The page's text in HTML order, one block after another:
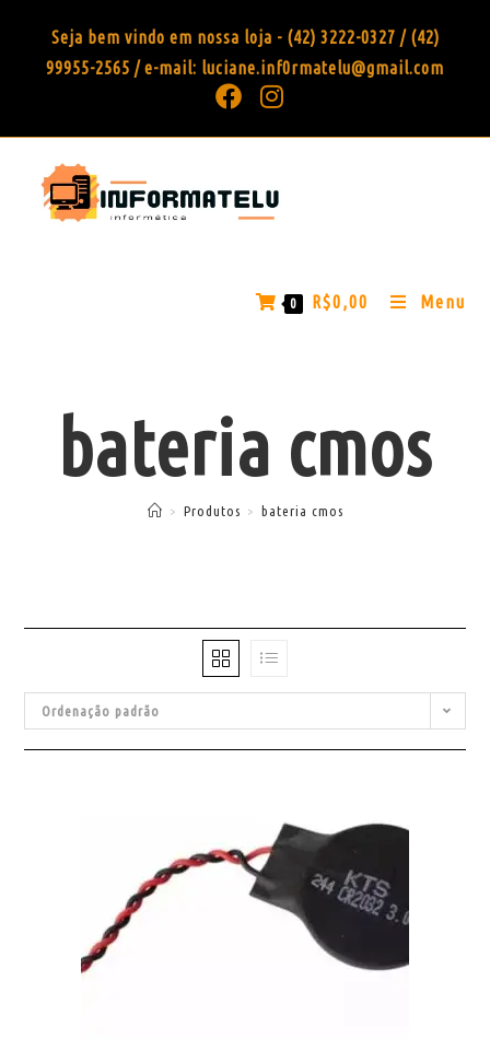
Seja bem vindo em nossa loja - (42) 3222-0327 / (42)
99955-2565 / e-mail: luciane.inf0rmatelu@gmail.com
0 R$0,00 Menu
bateria cmos
> Produtos > bateria cmos
Ordenação padrão